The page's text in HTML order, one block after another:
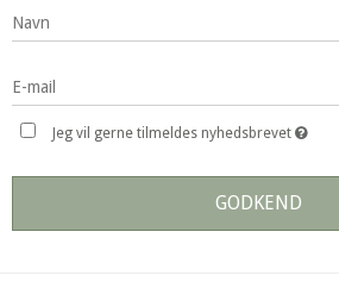
Jeg vil gerne tilmeldes nyhedsbrevet
GODKEND